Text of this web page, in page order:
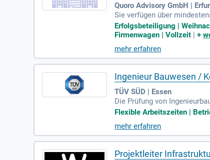
Quoro Advisory GmbH |
Sie verfügen über
n. Ihre Kenntnisse der
er, der komplexe Inhalte
er stets im Blick zu
sorientiert. Flexibilität
Erfolgsbeteiligung |
Firmenwagen | Vollzeit |+
mehr erfahren
Ingenieur Bauwesen /
TÜV SÜD | Essen
Die Prüfung von
nstandsetzung und
hlossenen Studium im
l, ebenso wie ein gutes
persönliche Bedürfnisse.
Flexible Arbeitszeiten |
mehr erfahren
Projektleiter